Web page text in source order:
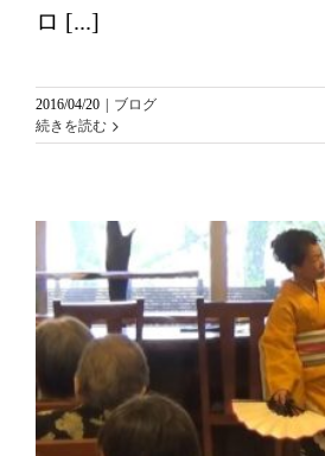
ロ [...]
2016/04/20 | ブログ
続きを読む